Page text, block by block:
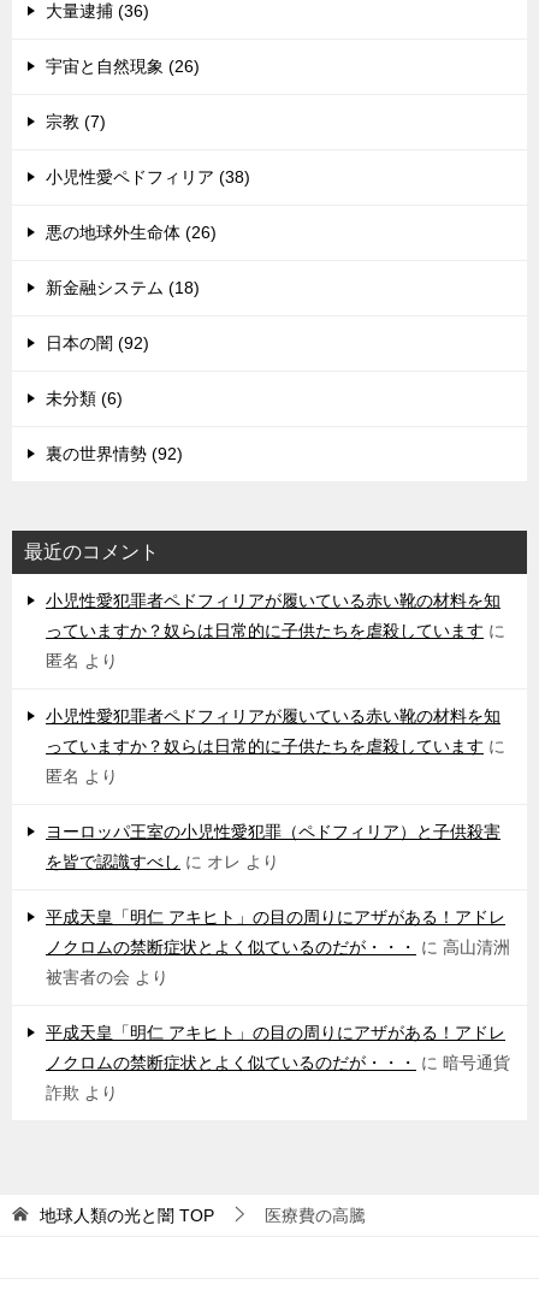
大量逮捕 (36)
宇宙と自然現象 (26)
宗教 (7)
小児性愛ペドフィリア (38)
悪の地球外生命体 (26)
新金融システム (18)
日本の闇 (92)
未分類 (6)
裏の世界情勢 (92)
最近のコメント
小児性愛犯罪者ペドフィリアが履いている赤い靴の材料を知
っていますか？奴らは日常的に子供たちを虐殺しています に
匿名 より
小児性愛犯罪者ペドフィリアが履いている赤い靴の材料を知
っていますか？奴らは日常的に子供たちを虐殺しています に
匿名 より
ヨーロッパ王室の小児性愛犯罪（ペドフィリア）と子供殺害
を皆で認識すべし に オレ より
平成天皇「明仁 アキヒト」の目の周りにアザがある！アドレ
ノクロムの禁断症状とよく似ているのだが・・・
に 高山清洲
被害者の会 より
平成天皇「明仁 アキヒト」の目の周りにアザがある！アドレ
ノクロムの禁断症状とよく似ているのだが・・・
に 暗号通貨
詐欺 より
地球人類の光と闇 TOP 医療費の高騰